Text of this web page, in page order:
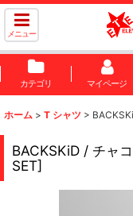
メニュー
カテゴリ マイページ
ホーム > T シャツ >
BACKSKiD / チャ
SET]